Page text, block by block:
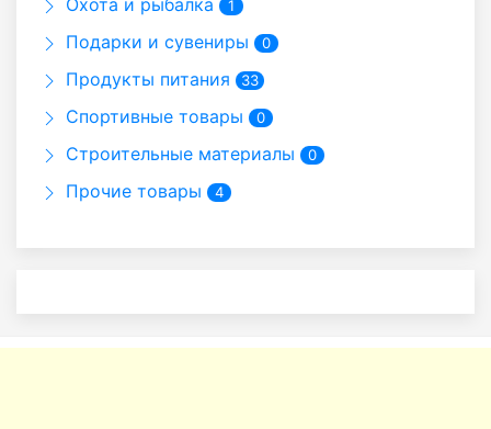
Охота и рыбалка 1
Подарки и сувениры 0
Продукты питания 33
Спортивные товары 0
Строительные материалы 0
Прочие товары 4